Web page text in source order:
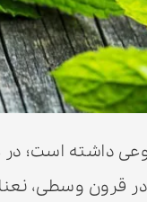
داشته است؛
قرون وسطی،